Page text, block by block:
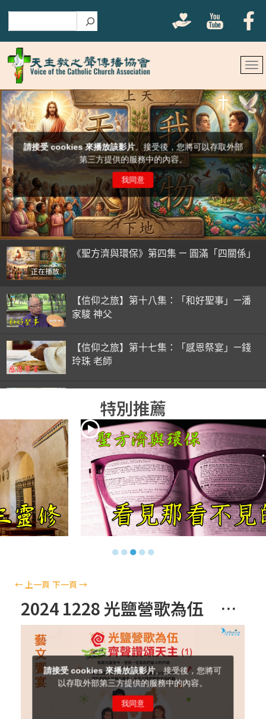
正在播放
《聖方濟與環保》第四集 — 圓滿「四關係」
【信仰之旅】第十八集：「和好聖事」—潘
家駿 神父
【信仰之旅】第十七集：「感恩祭宴」—錢
玲珠 老師
錢玲珠 老師
【信仰之旅】第十五集：「入門聖事」—錢
玲珠 老師
【信仰之旅】第十四集：「天主十誡(下)」
—金毓瑋 神父
【信仰之旅】第十三集：「天主十誡(上)」
—金毓瑋 神父
【信仰之旅】第十二集：「聖母、聖人」—
【信仰之旅】第十一集：「教 會」(推廣片)
【信仰之旅】第十一集：「教 會」—林必能
神父
特別推薦
●●●●●
← 上一頁 下一頁→
2024 1228 光鹽營歌為伍 齊聲讚頌天主（１）